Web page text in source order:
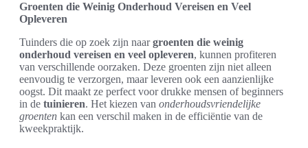
Groenten die Weinig Onderhoud Vereisen en Veel
Opleveren
Tuinders die op zoek zijn naargroenten die weinig
onderhoud vereisen en veel opleveren, kunnen profiteren
van verschillende oorzaken. Deze groenten zijn niet alleen
eenvoudig te verzorgen, maar leveren ook een aanzienlijke
oogst. Dit maakt ze perfect voor drukke mensen of beginners
in de tuinieren. Het kiezen van onderhoudsvriendelijke
groenten kan een verschil maken in de efficiëntie van de
kweekpraktijk.